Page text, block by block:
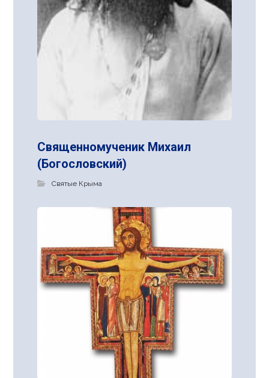
Священномученик Михаил
(Богословский)
Святые Крыма